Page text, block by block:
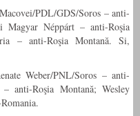
PDL/GDS/Soros – anti-
Magyar Néppárt – anti-Roşia
– anti-Roşia Montană. Si,
Weber/PNL/Soros – anti-
anti-Roşia Montană; Wesley